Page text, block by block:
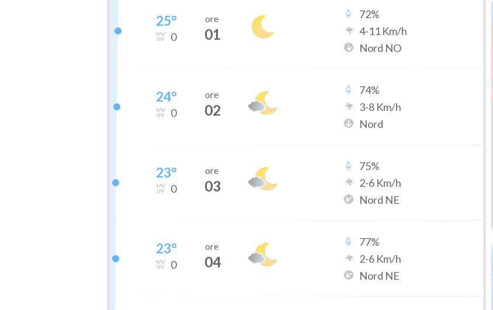
25°
0
ore
01
72%
4-11 Km/h
Nord NO
24°
0
ore
02
74%
3-8 Km/h
Nord
23°
0
ore
03
75%
2-6 Km/h
Nord NE
23°
0
ore
04
77%
2-6 Km/h
Nord NE